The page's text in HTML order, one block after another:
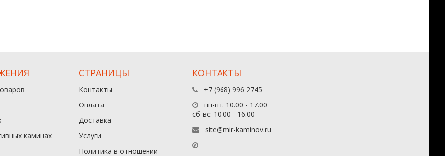
каминах
СТРАНИЦЫ
Контакты
Оплата
Доставка
Услуги
Политика в отношении
КОНТАКТЫ
+7 (968) 996 2745
пн-пт: 10.00 - 17.00
сб-вс: 10.00 - 16.00
site@mir-kaminov.ru